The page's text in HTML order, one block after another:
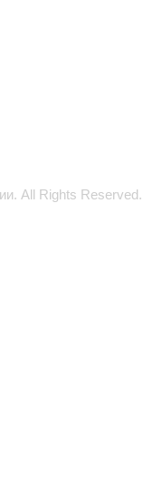
All Rights Reserved.